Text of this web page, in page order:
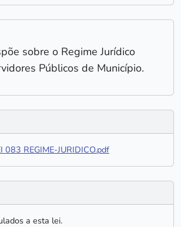
sobre o Regime Jurídico
Públicos de Município.
REGIME-JURIDICO.pdf
a esta lei.